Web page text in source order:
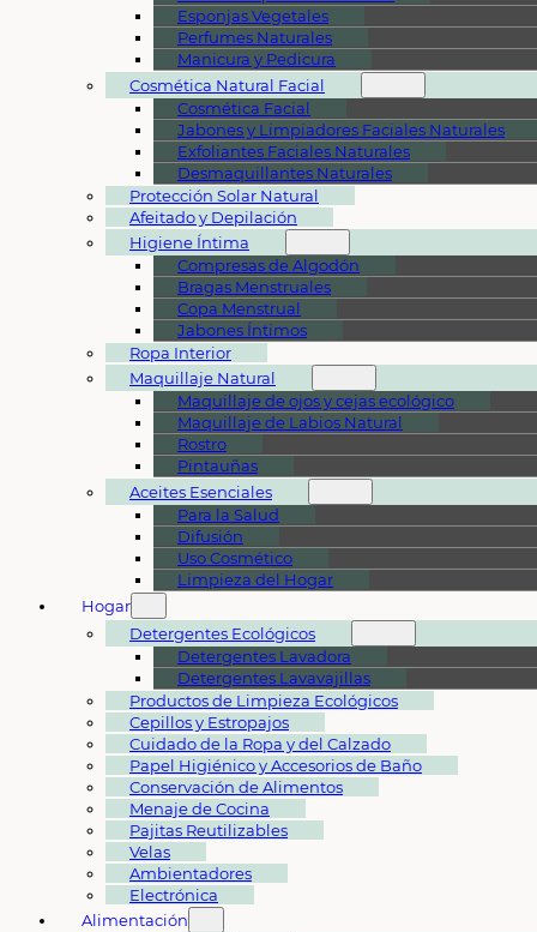
Esponjas Vegetales
Perfumes Naturales
Manicura y Pedicura
Cosmética Natural Facial
Cosmética Facial
Jabones y Limpiadores Faciales Naturales
Exfoliantes Faciales Naturales
Desmaquillantes Naturales
Protección Solar Natural
Afeitado y Depilación
Higiene Íntima
Compresas de Algodón
Bragas Menstruales
Copa Menstrual
Jabones Íntimos
Ropa Interior
Maquillaje Natural
Maquillaje de ojos y cejas ecológico
Maquillaje de Labios Natural
Rostro
Pintauñas
Aceites Esenciales
Para la Salud
Difusión
Uso Cosmético
Limpieza del Hogar
Hogar
Detergentes Ecológicos
Detergentes Lavadora
Detergentes Lavavajillas
Productos de Limpieza Ecológicos
Cepillos y Estropajos
Cuidado de la Ropa y del Calzado
Papel Higiénico y Accesorios de Baño
Conservación de Alimentos
Menaje de Cocina
Pajitas Reutilizables
Velas
Ambientadores
Electrónica
Alimentación